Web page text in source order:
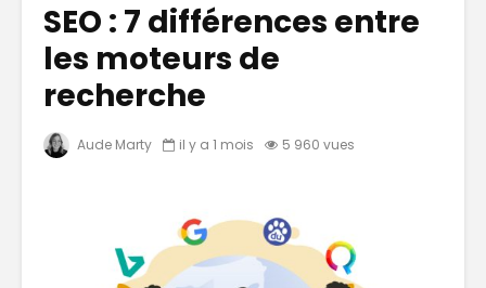
SEO : 7 différences entre
les moteurs de
recherche
Aude Marty il y a 1 mois 5 960 vues